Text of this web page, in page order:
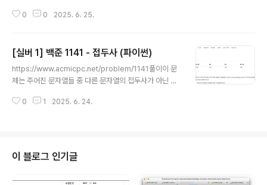
abab’면 무한히 반복하면 둘 다 “abababababab…” 같
는 것이다.def find_basis(s): ...find_basis함수는 문자
열 s의 반복되는 최소 단위를 찾아준다.예를 들어서 abab
가 들어가면 ab를 반환하고, aaaa 가 들어가면 a를 반환
준으로 자른다.해당 길이로 자른 모든 조각이 동일한지 확
0 0 2025. 6. 25.
[실버 1] 백준 1141 - 접두사 (파이썬)
https://www.acmicpc.net/problem/1141풀이이 문
제는 주어진 문자열들 중 다른 문자열의 접두사가 아닌 문
for _ in range(N)]S = list(set(S)) # 중복 제거먼저 문
장하는 배열이다.for i in range(len(S)) : for j in range
(len(S)) : if i == j : continue if len(S[i]) >..
0 1 2025. 6. 24.
이 블로그 인기글